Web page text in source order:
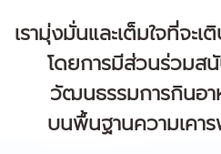
เรามุ่งมั่นและเต็มใจที่จะ
โดยการมีส่วนร่วมส
วัฒนธรรมการกินอ
บนพื้นฐานความเคา